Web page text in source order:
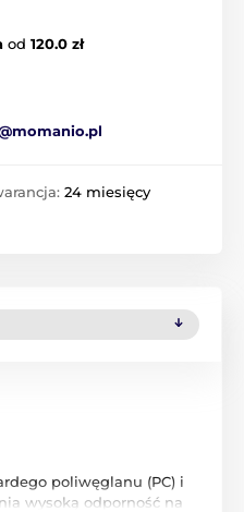
od 120.0 zł
24 miesięcy
poliwęglanu (PC) i
wysoką odporność na